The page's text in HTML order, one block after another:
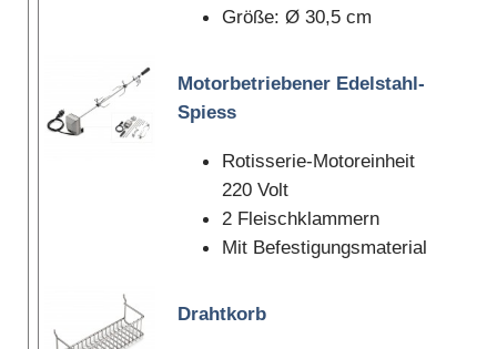
Größe: Ø 30,5 cm
Motorbetriebener Edelstahl-
Spiess
Rotisserie-Motoreinheit
220 Volt
2 Fleischklammern
Mit Befestigungsmaterial
Drahtkorb